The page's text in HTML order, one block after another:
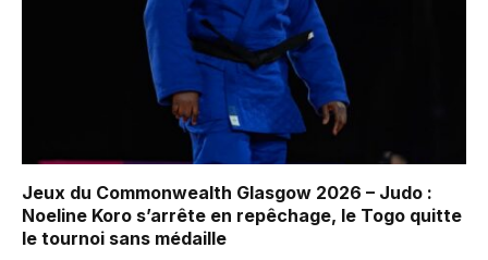
Jeux du Commonwealth Glasgow 2026 – Judo :
Noeline Koro s’arrête en repêchage, le Togo quitte
le tournoi sans médaille